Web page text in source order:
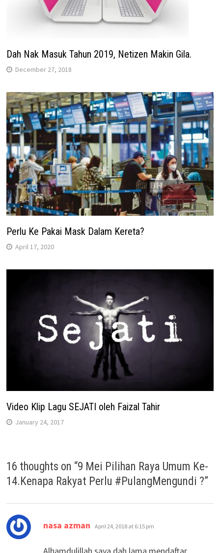
Dah Nak Masuk Tahun 2019, Netizen Makin Gila.
December 27, 2018
Perlu Ke Pakai Mask Dalam Kereta?
April 17, 2020
Video Klip Lagu SEJATI oleh Faizal Tahir
January 24, 2017
16 thoughts on “9 Mei Pilihan Raya Umum Ke-
14.Kenapa Rakyat Perlu #PulangMengundi ?”
nasa azman says:
April 24, 2018 at 6:15 pm